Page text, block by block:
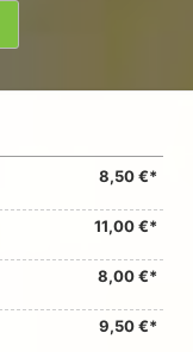
8,50 €*
11,00 €*
8,00 €*
9,50 €*